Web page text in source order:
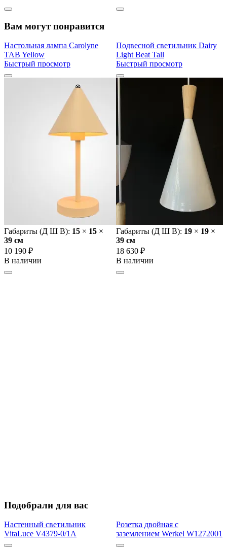
Вам могут понравится
Настольная лампа Carolyne
TAB Yellow
Быстрый просмотр
Габариты (Д Ш В): 15 × 15 ×
39 cм
10 190 ₽
В наличии
Подвесной светильник Dairy
Light Beat Tall
Быстрый просмотр
Габариты (Д Ш В): 19 × 19 ×
39 cм
18 630 ₽
В наличии
Подобрали для вас
Настенный светильник
VitaLuce V4379-0/1A
Розетка двойная с
заземлением Werkel W1272001